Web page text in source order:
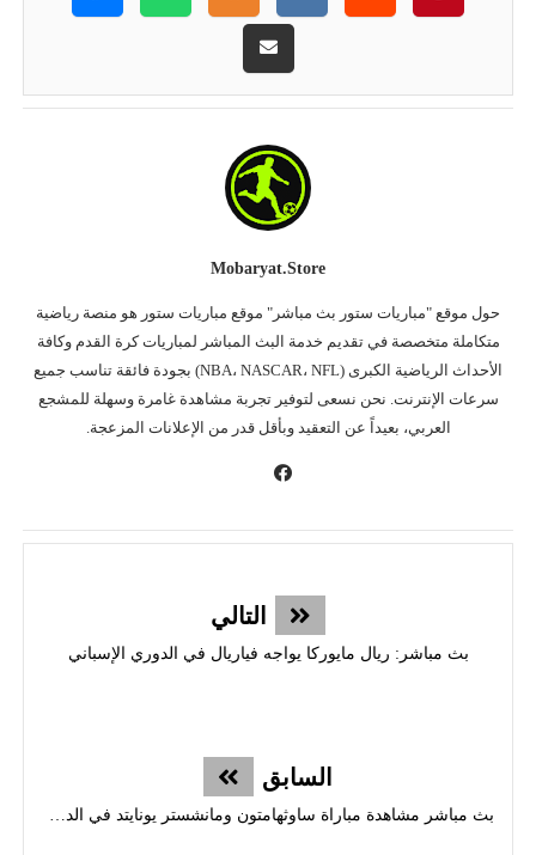
Mobaryat.store
حول موقع "مباريات ستور بث مباشر" موقع مباريات ستور هو منصة رياضية
متكاملة متخصصة في تقديم خدمة البث المباشر لمباريات كرة القدم وكافة
الأحداث الرياضية الكبرى (NBA، NASCAR، NFL) بجودة فائقة تناسب جميع
سرعات الإنترنت. نحن نسعى لتوفير تجربة مشاهدة غامرة وسهلة للمشجع
العربي، بعيداً عن التعقيد وبأقل قدر من الإعلانات المزعجة.
التالي
بث مباشر: ريال مايوركا يواجه فياريال في الدوري الإسباني
السابق
بث مباشر مشاهدة مباراة ساوثهامتون ومانشستر يونايتد في الدوري الإنجليزي الممتاز